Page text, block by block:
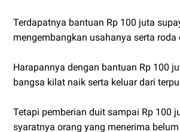
Terdapatnya bantuan Rp 100 juta
mengembangkan usahanya serta roda
Harapannya dengan bantuan Rp 100
bangsa kilat naik serta keluar dari
Tetapi pemberian duit sampai Rp 100
syaratnya orang yang menerima